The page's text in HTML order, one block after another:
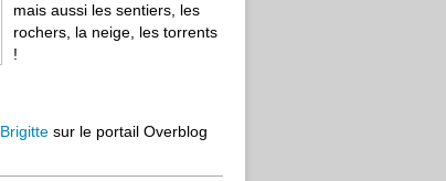
mais aussi les sentiers, les
rochers, la neige, les torrents
!
Brigitte sur le portail Overblog